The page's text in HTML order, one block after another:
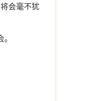
会毫不犹